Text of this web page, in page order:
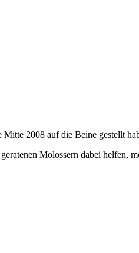
2008 auf die Beine gestellt
Molossern dabei helfen,